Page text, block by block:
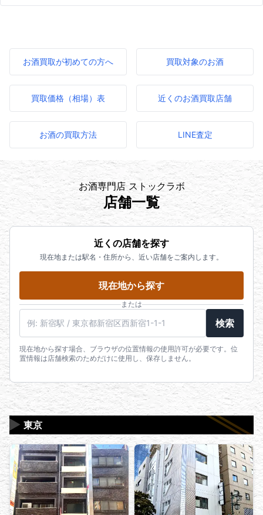
お酒買取が初めての方へ 買取対象のお酒
買取価格（相場）表 近くのお酒買取店舗
お酒の買取方法 LINE査定
お酒専門店 ストックラボ
店舗一覧
近くの店舗を探す
現在地または駅名・住所から、近い店舗をご案内します。
現在地から探す
または
検索
現在地から探す場合、ブラウザの位置情報の使用許可が必要です。位
置情報は店舗検索のためだけに使用し、保存しません。
東京
▶